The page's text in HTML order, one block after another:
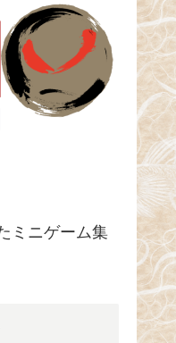
ミニゲーム集